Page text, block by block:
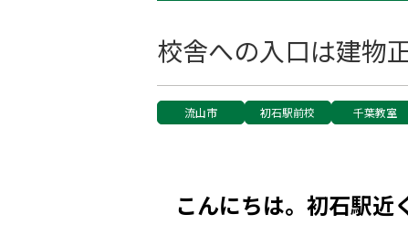
校舎への入口は建物
流山市 初石駅前校 千葉教室
こんにちは。初石駅近